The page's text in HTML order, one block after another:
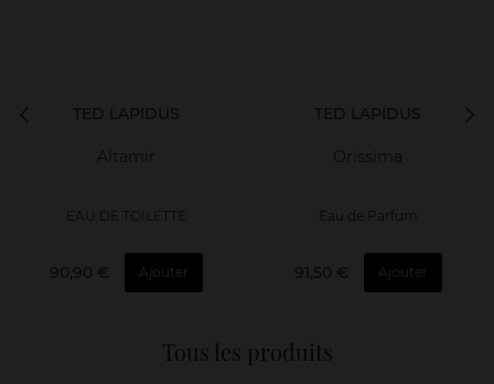
TED LAPIDUS
Altamir
EAU DE TOILETTE
90,90 € Ajouter
TED LAPIDUS
Orissima
Eau de Parfum
91,50 € Ajouter
Tous les produits